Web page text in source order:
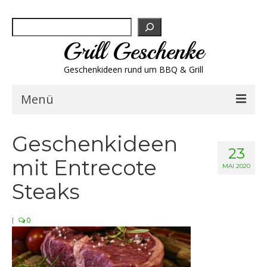
Grill Geschenke
Geschenkideen rund um BBQ & Grill
Menü
Grill-Bestseller
Grillbesteck & Zubehör
Grillfleisch & Wurst
Grillgewürze
23
MAI 2020
Geschenkideen
mit Entrecote
Steaks
| 0